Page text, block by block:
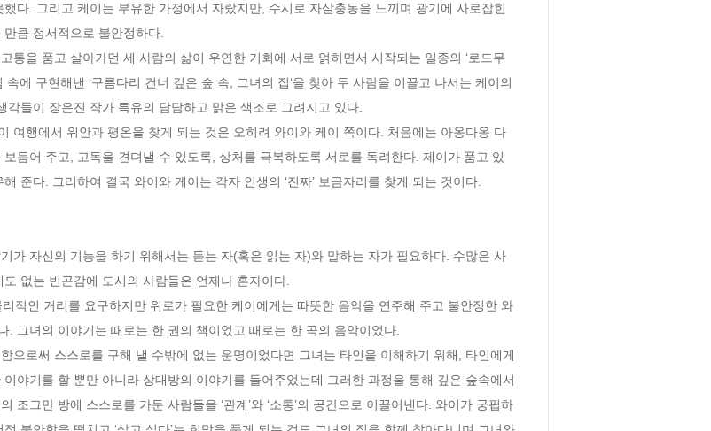
다. 그리고 케이는 부유한 가정에서 자랐지만, 수시로 자살충동을 느끼며 광기에 사로잡힌
큼 정서적으로 불안정하다.
에 구현해낸 ‘구름다리 건너 깊은 숲 속, 그녀의 집‘을 찾아 두 사람을 이끌고 나서는 케이의
들이 장은진 작가 특유의 담담하고 맑은 색조로 그려지고 있다.
듬어 주고, 고독을 견뎌낼 수 있도록, 상처를 극복하도록 서로를 독려한다. 제이가 품고 있
준다. 그리하여 결국 와이와 케이는 각자 인생의 ‘진짜’ 보금자리를 찾게 되는 것이다.
가 자신의 기능을 하기 위해서는 듣는 자(혹은 읽는 자)와 말하는 자가 필요하다. 수많은 사
없는 빈곤감에 도시의 사람들은 언제나 혼자이다.
그녀의 이야기는 때로는 한 권의 책이었고 때로는 한 곡의 음악이었다.
야기를 할 뿐만 아니라 상대방의 이야기를 들어주었는데 그러한 과정을 통해 깊은 숲속에서
조그만 방에 스스로를 가둔 사람들을 ‘관계’와 ‘소통’의 공간으로 이끌어낸다. 와이가 궁핍하